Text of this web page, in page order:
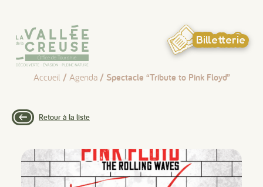
Billetterie
Accueil / Agenda/ Spectacle “Tribute to Pink Floyd”
Retour à la liste